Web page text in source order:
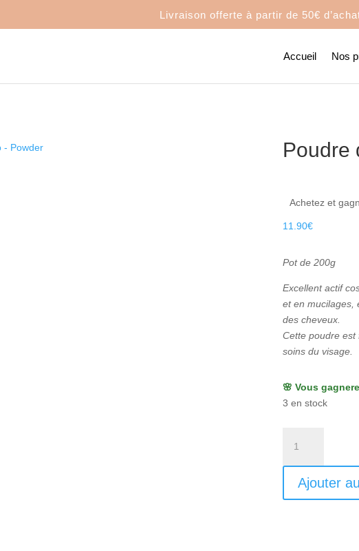
Livraison offerte à partir de 50€
Accueil Nos
Poudre
Achetez et
11.90€
Pot de 200g
Excellent actif
et en mucilages,
des cheveux.
Cette poudre est
soins du visage.
🌸 Vous
3 en stock
Poudre
Banane
Ajouter